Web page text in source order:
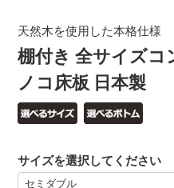
棚付き 全サイズコ
ノコ床板 日本製
天然木を使用した本格仕様
サイズを選択してください